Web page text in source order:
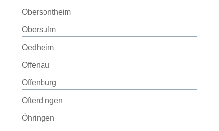
Obersontheim
Obersulm
Oedheim
Offenau
Offenburg
Ofterdingen
Öhringen